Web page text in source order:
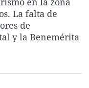
La rosa de los vientos
Gente viajera
Como el perro y el
Caso
Retornados
Equipo de
Extremadura
Galicia
La Rioja
País Vasco
Virales
Televisión
Elecciones
La falta de
de
y la Benemérita